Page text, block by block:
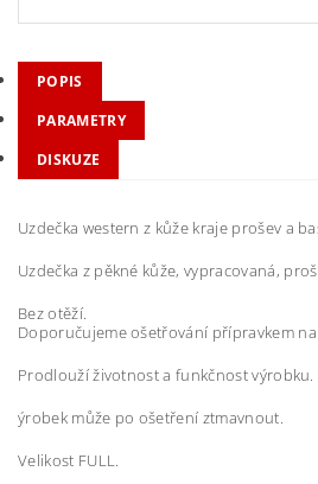
POPIS
PARAMETRY
DISKUZE
Uzdečka western z kůže kraje prošev a
Uzdečka z pěkné kůže, vypracovaná,
Bez otěží.
Doporučujeme ošetřování přípravkem na
Prodlouží životnost a funkčnost výrobku.
ýrobek může po ošetření ztmavnout.
Velikost FULL.